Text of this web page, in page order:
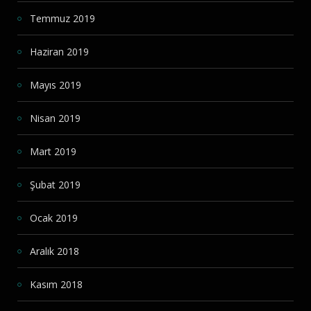
Temmuz 2019
Haziran 2019
Mayıs 2019
Nisan 2019
Mart 2019
Şubat 2019
Ocak 2019
Aralık 2018
Kasım 2018